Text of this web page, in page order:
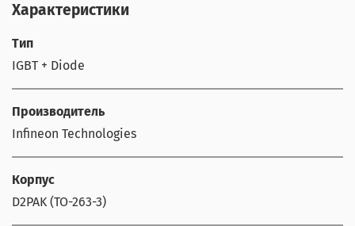
Характеристики
Тип
IGBT + Diode
Производитель
Infineon Technologies
Корпус
D2PAK (TO-263-3)